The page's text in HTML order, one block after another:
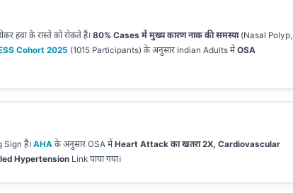
हवा के रास्ते को रोकते हैं। 80% Cases में मुख्य कारण नाक की समस्या(Nasal Polyp,
Cohort 2025 (1015 Participants) के अनुसार Indian Adults मेंOSA
Sign हैं। AHA के अनुसार OSA मेंHeart Attack का खतरा 2X, Cardiovascular
Hypertension Link पाया गया।